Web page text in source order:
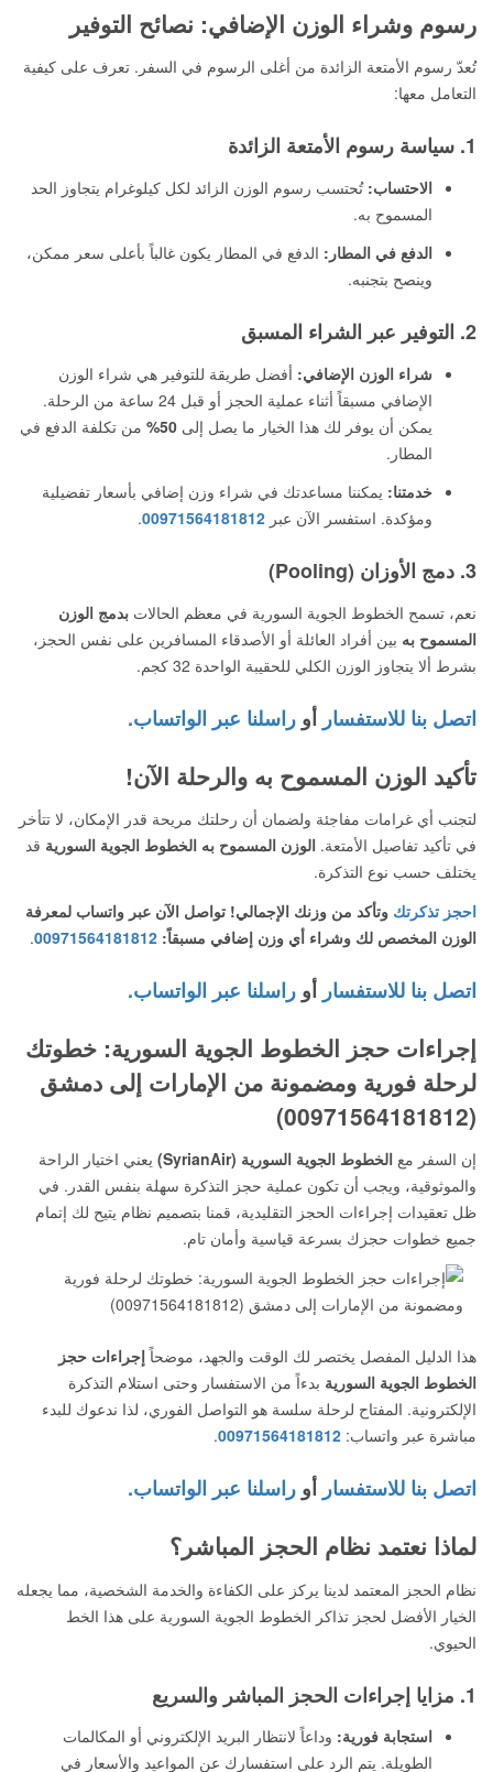
رسوم وشراء الوزن الإضافي: نصائح التوفير
تُعدّ رسوم الأمتعة الزائدة من أغلى الرسوم في السفر. تعرف على كيفية
التعامل معها:
1. سياسة رسوم الأمتعة الزائدة
الاحتساب: تُحتسب رسوم الوزن الزائد لكل كيلوغرام يتجاوز الحد
المسموح به.
الدفع في المطار: الدفع في المطار يكون غالباً بأعلى سعر ممكن،
وينصح بتجنبه.
2. التوفير عبر الشراء المسبق
شراء الوزن الإضافي: أفضل طريقة للتوفير هي شراء الوزن
الإضافي مسبقاً أثناء عملية الحجز أو قبل 24 ساعة من الرحلة.
يمكن أن يوفر لك هذا الخيار ما يصل إلى 50%
من تكلفة الدفع في
المطار.
خدمتنا: يمكننا مساعدتك في شراء وزن إضافي بأسعار تفضيلية
ومؤكدة. استفسر الآن عبر 00971564181812
.
3. دمج الأوزان (Pooling)
نعم، تسمح الخطوط الجوية السورية في معظم الحالات بدمج الوزن
المسموح به بين أفراد العائلة أو الأصدقاء المسافرين على نفس الحجز،
بشرط ألا يتجاوز الوزن الكلي للحقيبة الواحدة 32 كجم.
اتصل بنا للاستفسار أو راسلنا عبر الواتساب.
تأكيد الوزن المسموح به والرحلة الآن!
لتجنب أي غرامات مفاجئة ولضمان أن رحلتك مريحة قدر الإمكان، لا تتأخر
في تأكيد تفاصيل الأمتعة. الوزن المسموح به الخطوط الجوية السورية قد
يختلف حسب نوع التذكرة.
احجز تذكرتك وتأكد من وزنك الإجمالي! تواصل الآن عبر واتساب لمعرفة
الوزن المخصص لك وشراء أي وزن إضافي مسبقاً: 00971564181812
.
اتصل بنا للاستفسار أو راسلنا عبر الواتساب.
إجراءات حجز الخطوط الجوية السورية: خطوتك
لرحلة فورية ومضمونة من الإمارات إلى دمشق
(00971564181812)
إن السفر مع الخطوط الجوية السورية (SyrianAir)
يعني اختيار الراحة
والموثوقية، ويجب أن تكون عملية حجز التذكرة سهلة بنفس القدر. في
ظل تعقيدات إجراءات الحجز التقليدية، قمنا بتصميم نظام يتيح لك إتمام
جميع خطوات حجزك بسرعة قياسية وأمان تام.
هذا الدليل المفصل يختصر لك الوقت والجهد، موضحاًإجراءات حجز
الخطوط الجوية السورية بدءاً من الاستفسار وحتى استلام التذكرة
الإلكترونية. المفتاح لرحلة سلسة هو التواصل الفوري، لذا ندعوك للبدء
مباشرة عبر واتساب: 00971564181812
.
اتصل بنا للاستفسار أو راسلنا عبر الواتساب.
لماذا نعتمد نظام الحجز المباشر؟
نظام الحجز المعتمد لدينا يركز على الكفاءة والخدمة الشخصية، مما يجعله
الخيار الأفضل لحجز تذاكر الخطوط الجوية السورية على هذا الخط
الحيوي.
1. مزايا إجراءات الحجز المباشر والسريع
استجابة فورية: وداعاً لانتظار البريد الإلكتروني أو المكالمات
الطويلة. يتم الرد على استفسارك عن المواعيد والأسعار في